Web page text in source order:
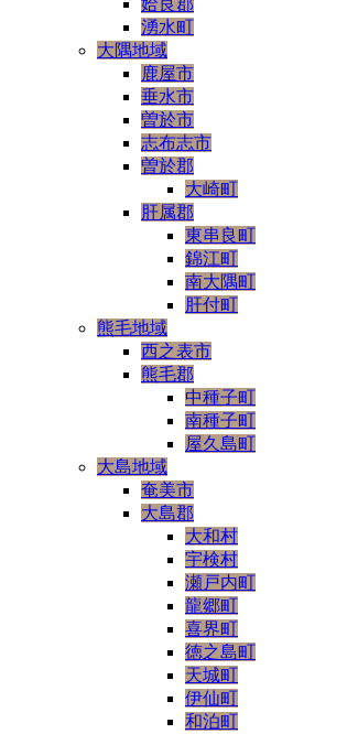
姶良郡
湧水町
大隅地域
鹿屋市
垂水市
曽於市
志布志市
曽於郡
大崎町
肝属郡
東串良町
錦江町
南大隅町
肝付町
熊毛地域
西之表市
熊毛郡
中種子町
南種子町
屋久島町
大島地域
奄美市
大島郡
大和村
宇検村
瀬戸内町
龍郷町
喜界町
徳之島町
天城町
伊仙町
和泊町